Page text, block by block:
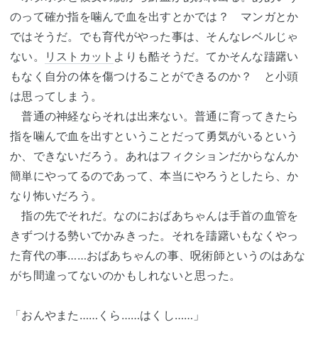
のって確か指を噛んで血を出すとかでは？ マンガとか
ではそうだ。でも育代がやった事は、そんなレベルじゃ
ない。
リストカット よりも酷そうだ。てかそんな躊躇い
もなく自分の体を傷つけることができるのか？ と小頭
は思ってしまう。
普通の神経ならそれは出来ない。普通に育ってきたら
指を噛んで血を出すということだって勇気がいるという
か、できないだろう。あれはフィクションだからなんか
簡単にやってるのであって、本当にやろうとしたら、か
なり怖いだろう。
指の先でそれだ。なのにおばあちゃんは手首の血管を
きずつける勢いでかみきった。それを躊躇いもなくやっ
た育代の事……おばあちゃんの事、呪術師というのはあな
がち間違ってないのかもしれないと思った。
「おんやまた……くら……はくし……」